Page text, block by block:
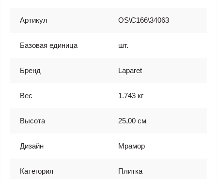
Артикул OS\C166\34063
Базовая единица шт.
Бренд Laparet
Вес 1.743 кг
Высота 25,00 см
Дизайн Мрамор
Категория Плитка